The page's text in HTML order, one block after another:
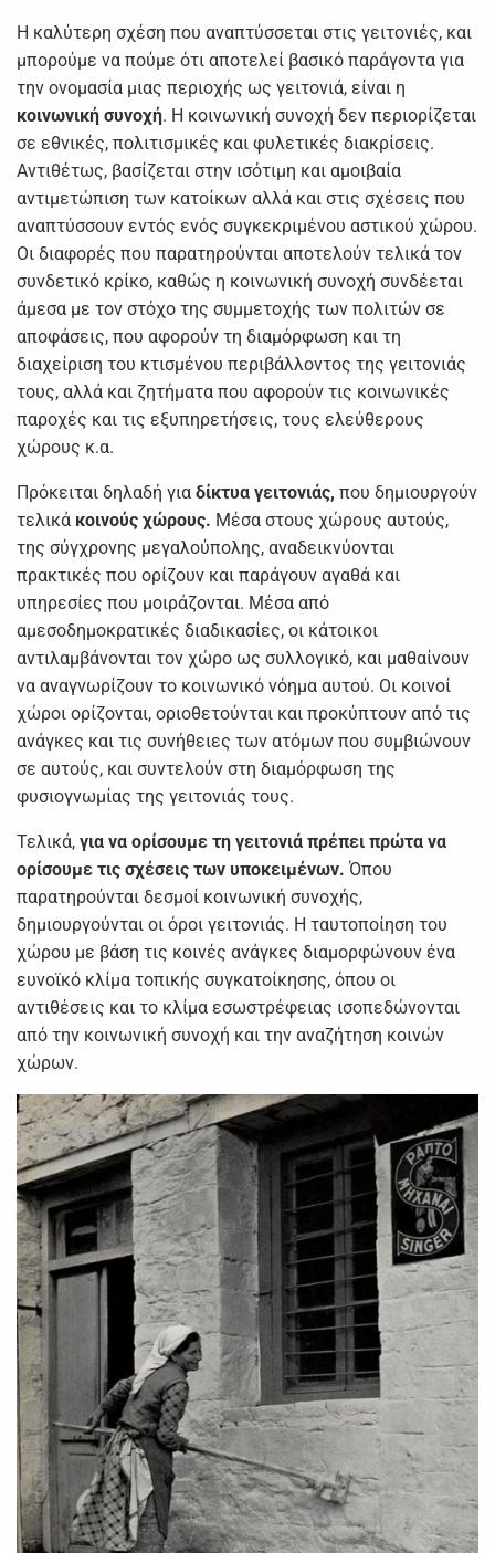
Η καλύτερη σχέση που αναπτύσσεται στις γειτονιές, και
μπορούμε να πούμε ότι αποτελεί βασικό παράγοντα για
την ονομασία μιας περιοχής ως γειτονιά, είναι η
κοινωνική συνοχή. Η κοινωνική συνοχή δεν περιορίζεται
σε εθνικές, πολιτισμικές και φυλετικές διακρίσεις.
Αντιθέτως, βασίζεται στην ισότιμη και αμοιβαία
αντιμετώπιση των κατοίκων αλλά και στις σχέσεις που
αναπτύσσουν εντός ενός συγκεκριμένου αστικού χώρου.
Οι διαφορές που παρατηρούνται αποτελούν τελικά τον
συνδετικό κρίκο, καθώς η κοινωνική συνοχή συνδέεται
άμεσα με τον στόχο της συμμετοχής των πολιτών σε
αποφάσεις, που αφορούν τη διαμόρφωση και τη
διαχείριση του κτισμένου περιβάλλοντος της γειτονιάς
τους, αλλά και ζητήματα που αφορούν τις κοινωνικές
παροχές και τις εξυπηρετήσεις, τους ελεύθερους
χώρους κ.α.
Πρόκειται δηλαδή για δίκτυα γειτονιάς, που δημιουργούν
τελικά κοινούς χώρους. Μέσα στους χώρους αυτούς,
της σύγχρονης μεγαλούπολης, αναδεικνύονται
πρακτικές που ορίζουν και παράγουν αγαθά και
υπηρεσίες που μοιράζονται. Μέσα από
αμεσοδημοκρατικές διαδικασίες, οι κάτοικοι
αντιλαμβάνονται τον χώρο ως συλλογικό, και μαθαίνουν
να αναγνωρίζουν το κοινωνικό νόημα αυτού. Οι κοινοί
χώροι ορίζονται, οριοθετούνται και προκύπτουν από τις
ανάγκες και τις συνήθειες των ατόμων που συμβιώνουν
σε αυτούς, και συντελούν στη διαμόρφωση της
φυσιογνωμίας της γειτονιάς τους.
Τελικά, για να ορίσουμε τη γειτονιά πρέπει πρώτα να
ορίσουμε τις σχέσεις των υποκειμένων. Όπου
παρατηρούνται δεσμοί κοινωνική συνοχής,
δημιουργούνται οι όροι γειτονιάς. Η ταυτοποίηση του
χώρου με βάση τις κοινές ανάγκες διαμορφώνουν ένα
ευνοϊκό κλίμα τοπικής συγκατοίκησης, όπου οι
αντιθέσεις και το κλίμα εσωστρέφειας ισοπεδώνονται
από την κοινωνική συνοχή και την αναζήτηση κοινών
χώρων.